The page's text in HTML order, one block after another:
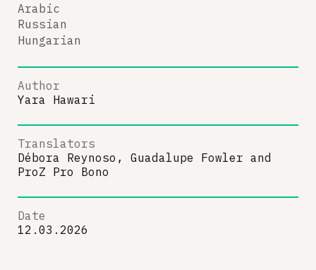
Arabic
Russian
Hungarian
Author
Yara Hawari
Translators
Débora Reynoso, Guadalupe Fowler and
ProZ Pro Bono
Date
12.03.2026